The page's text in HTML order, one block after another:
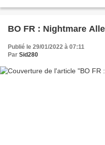
BO FR : Nightmare
Publié le 29/01/2022 à 07:11
Par Sid280